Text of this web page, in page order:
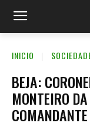
INICIO
BEJA:
MONTEIRO